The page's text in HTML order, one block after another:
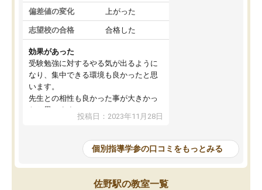
偏差値の変化 上がった
志望校の合格 合格した
効果があった
受験勉強に対するやる気が出るように
なり、集中できる環境も良かったと思
います。
先生との相性も良かった事が大きかっ
たと思います。
投稿日：2023年11月28日
個別指導学参の口コミをもっとみる
佐野駅の教室一覧